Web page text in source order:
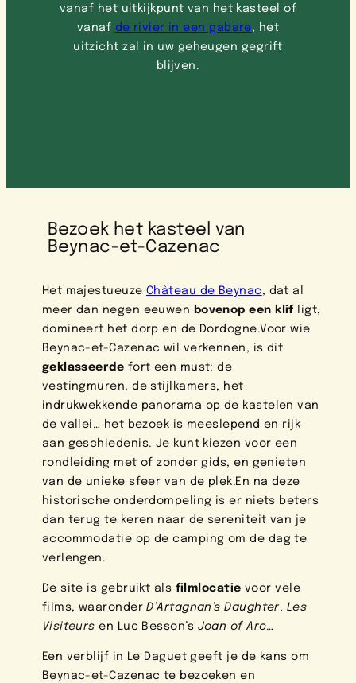
vanaf het uitkijkpunt van het kasteel of
vanaf de rivier in een gabare, het
uitzicht zal in uw geheugen gegrift
blijven.
Bezoek het kasteel van
Beynac-et-Cazenac
Het majestueuze Château de Beynac , dat al
meer dan negen eeuwen
bovenop een klif
ligt,
domineert het dorp en de Dordogne.Voor wie
Beynac-et-Cazenac wil verkennen, is dit
geklasseerde fort een must: de
vestingmuren, de stijlkamers, het
indrukwekkende panorama op de kastelen van
de vallei… het bezoek is meeslepend en rijk
aan geschiedenis. Je kunt kiezen voor een
rondleiding met of zonder gids, en genieten
van de unieke sfeer van de plek.En na deze
historische onderdompeling is er niets beters
dan terug te keren naar de sereniteit van je
accommodatie op de camping om de dag te
verlengen.
De site is gebruikt als filmlocatie voor vele
films, waaronderD’Artagnan’s Daughter, Les
Visiteurs en Luc Besson’s Joan of Arc…
Een verblijf in Le Daguet geeft je de kans om
Beynac-et-Cazenac te bezoeken en